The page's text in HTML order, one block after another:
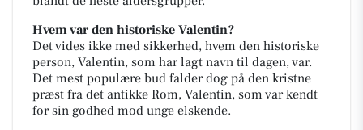
Hvem var den historiske Valentin?
Det vides ikke med sikkerhed, hvem den historiske
person, Valentin, som har lagt navn til dagen, var.
Det mest populære bud falder dog på den kristne
præst fra det antikke Rom, Valentin, som var kendt
for sin godhed mod unge elskende.